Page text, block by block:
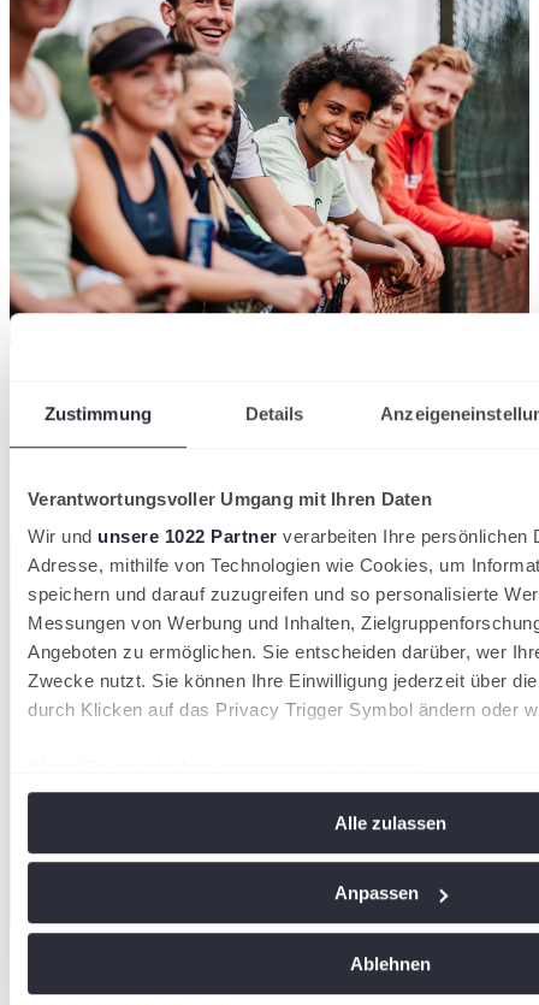
Zustimmung Details
Verantwortungsvoller Umgang mit Ihren Daten
Wir und unsere 1022 Partner verarbeiten Ihre persönlichen
Adresse, mithilfe von Technologien wie Cookies, um
speichern und darauf zuzugreifen und so personalisierte
Messungen von Werbung und Inhalten,
Angeboten zu ermöglichen. Sie entscheiden darüber, wer
Zwecke nutzt. Sie können Ihre Einwilligung jederzeit über
durch Klicken auf das Privacy Trigger Symbol ändern oder
Ihr Gerät durch aktives Scannen nach bestimmten
Erfahren Sie mehr darüber, wie Ihre persönlichen Daten
Alle zulassen
Anpassen
Ablehnen
28/07/2026
36.000 neue Mitglieder: Tennis wächst 2026 stärker
16/07/2026
Hamburg Ladies & Gents Cup: Aufruf für